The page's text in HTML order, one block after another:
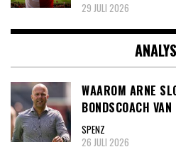
29 JULI 2026
WAAROM ARNE
BONDSCOACH
SPENZ
26 JULI 2026